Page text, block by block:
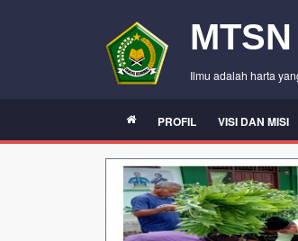
Ilmu adalah harta
PROFIL VISI DAN MISI